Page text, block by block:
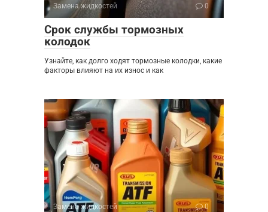
Замена жидкостей 0
Срок службы тормозных
колодок
Узнайте, как долго ходят тормозные колодки, какие
факторы влияют на их износ и как
Замена жидкостей 0